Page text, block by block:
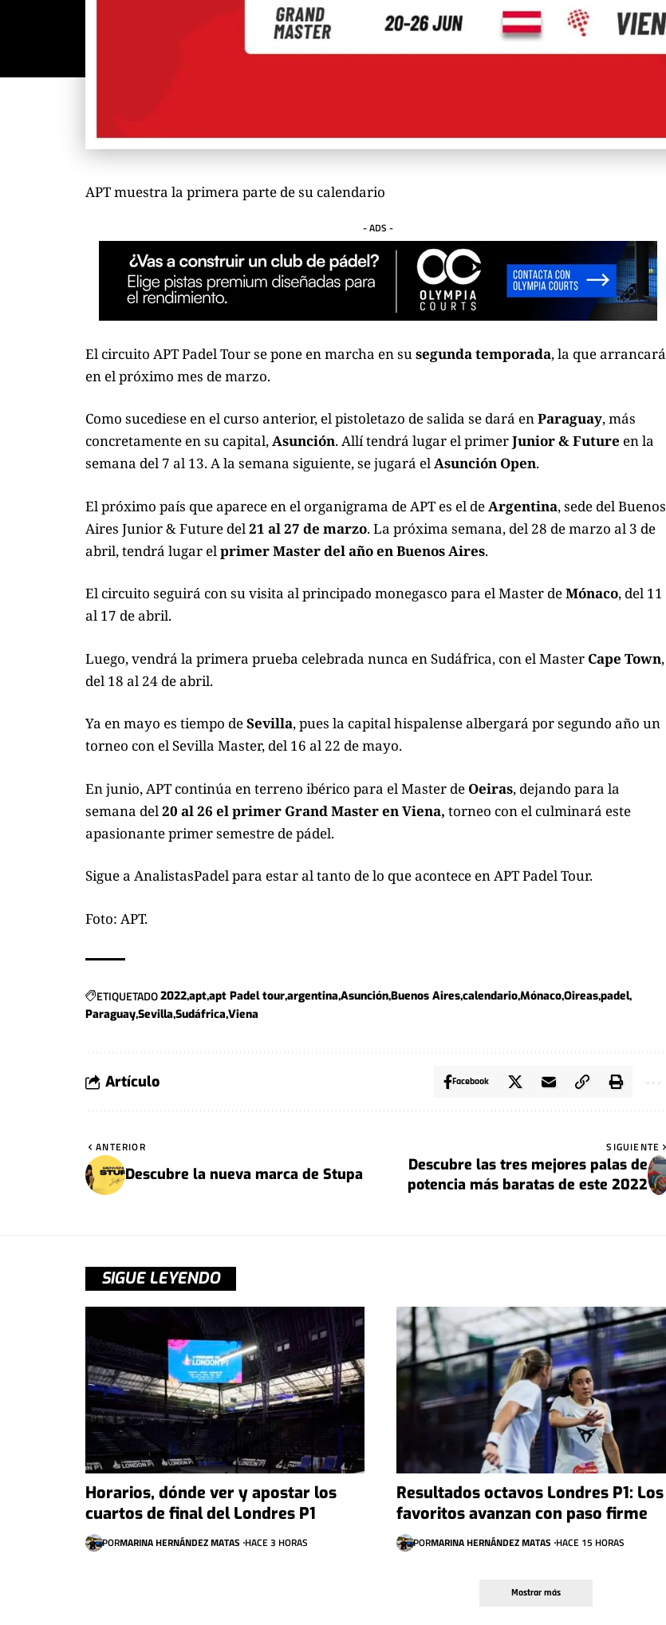
APT muestra la primera parte de su calendario
- ADS -
El circuito APT Padel Tourse pone en marcha en su segunda temporada, la que arrancará
en el próximo mes de marzo.
Como sucediese en el curso anterior, el pistoletazo de salida se dará enParaguay, más
concretamente en su capital,Asunción. Allí tendrá lugar el primerJunior & Future en la
semana del 7 al 13. A la semana siguiente, se jugará elAsunción Open.
El próximo país que aparece en el organigrama de APT es el de Argentina, sede del Buenos
Aires Junior & Future del 21 al 27 de marzo. La próxima semana, del 28 de marzo al 3 de
abril, tendrá lugar el primer Master del año en Buenos Aires.
El circuito seguirá con su visita al principado monegasco para el Master deMónaco, del 11
al 17 de abril.
Luego, vendrá la primera prueba celebrada nunca en Sudáfrica, con el Master Cape Town,
del 18 al 24 de abril.
Ya en mayo es tiempo deSevilla, pues la capital hispalense albergará por segundo año un
torneo con el Sevilla Master, del 16 al 22 de mayo.
En junio, APT continúa en terreno ibérico para el Master de Oeiras, dejando para la
semana del 20 al 26 el primer Grand Master en Viena, torneo con el culminará este
apasionante primer semestre de pádel.
Sigue a AnalistasPadelpara estar al tanto de lo que acontece en APT Padel Tour.
Foto: APT.
ETIQUETADO2022aptapt Padel tourargentina AsunciónBuenos AirescalendarioMónacoOireaspadel
ParaguaySevilla Sudáfrica Viena
Artículo Facebook
ANTERIOR
Descubre la nueva marca de Stupa
SIGUIENTE
Descubre las tres mejores palas de
potencia más baratas de este 2022
SIGUE LEYENDO
Horarios, dónde ver y apostar los
cuartos de final del Londres P1
PORMARINA HERNÁNDEZ MATAS HACE 3 HORAS
Resultados octavos Londres P1: Los
favoritos avanzan con paso firme
PORMARINA HERNÁNDEZ MATAS HACE 15 HORAS
Mostrar más